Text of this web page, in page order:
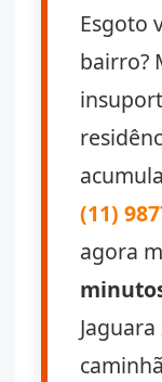
Esgoto
bairro?
(11)
agora